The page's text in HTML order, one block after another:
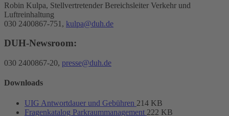
Robin Kulpa, Stellvertretender Bereichsleiter Verkehr und
Luftreinhaltung
030 2400867-751, kulpa@duh.de
DUH-Newsroom:
030 2400867-20, presse@duh.de
Downloads
UIG Antwortdauer und Gebühren 214 KB
Fragenkatalog Parkraummanagement 222 KB